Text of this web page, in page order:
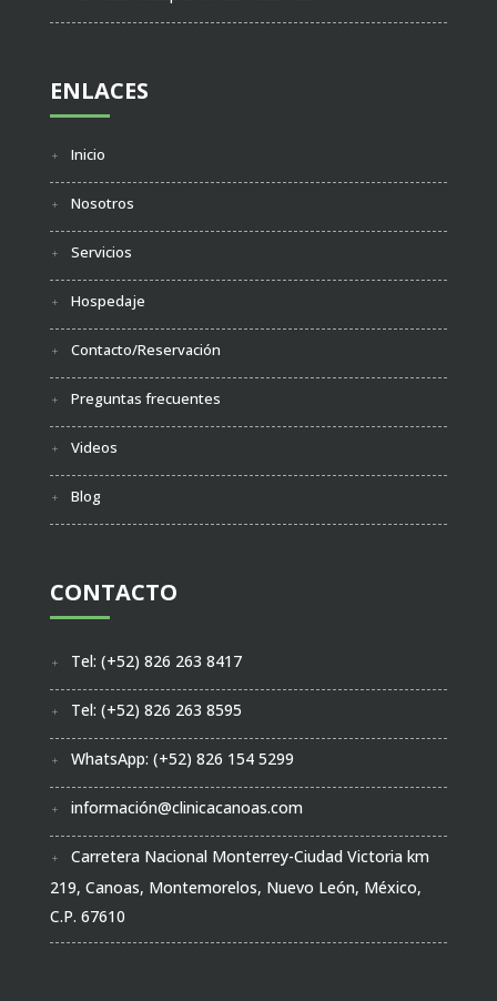
ENLACES
Inicio
Nosotros
Servicios
Hospedaje
Contacto/Reservación
Preguntas frecuentes
Videos
Blog
CONTACTO
Tel: (+52) 826 263 8417
Tel: (+52) 826 263 8595
WhatsApp: (+52) 826 154 5299
información@clinicacanoas.com
Carretera Nacional Monterrey-Ciudad Victoria km
219, Canoas, Montemorelos, Nuevo León, México,
C.P. 67610